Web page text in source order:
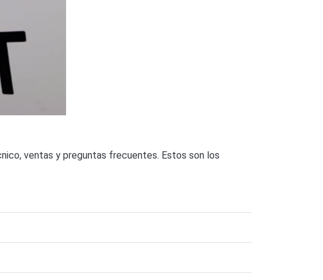
ventas y preguntas frecuentes. Estos son los